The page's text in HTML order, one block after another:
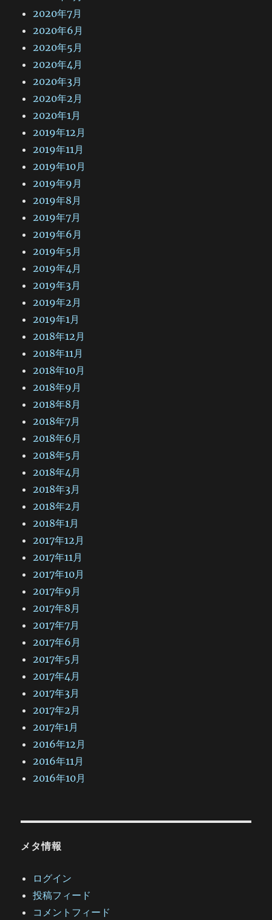
2020年7月
2020年6月
2020年5月
2020年4月
2020年3月
2020年2月
2020年1月
2019年12月
2019年11月
2019年10月
2019年9月
2019年8月
2019年7月
2019年6月
2019年5月
2019年4月
2019年3月
2019年2月
2019年1月
2018年12月
2018年11月
2018年10月
2018年9月
2018年8月
2018年7月
2018年6月
2018年5月
2018年4月
2018年3月
2018年2月
2018年1月
2017年12月
2017年11月
2017年10月
2017年9月
2017年8月
2017年7月
2017年6月
2017年5月
2017年4月
2017年3月
2017年2月
2017年1月
2016年12月
2016年11月
2016年10月
メタ情報
ログイン
投稿フィード
コメントフィード